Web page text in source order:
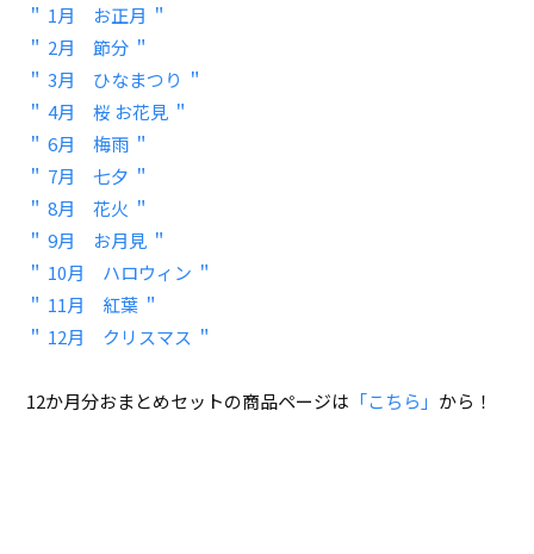
＂ 1月 お正月 ＂
＂ 2月 節分 ＂
＂ 3月 ひなまつり ＂
＂ 4月 桜 お花見 ＂
＂ 6月 梅雨 ＂
＂ 7月 七夕 ＂
＂ 8月 花火 ＂
＂ 9月 お月見 ＂
＂ 10月 ハロウィン ＂
＂ 11月 紅葉 ＂
＂ 12月 クリスマス ＂
12か月分おまとめセットの商品ページは 「こちら」 から！